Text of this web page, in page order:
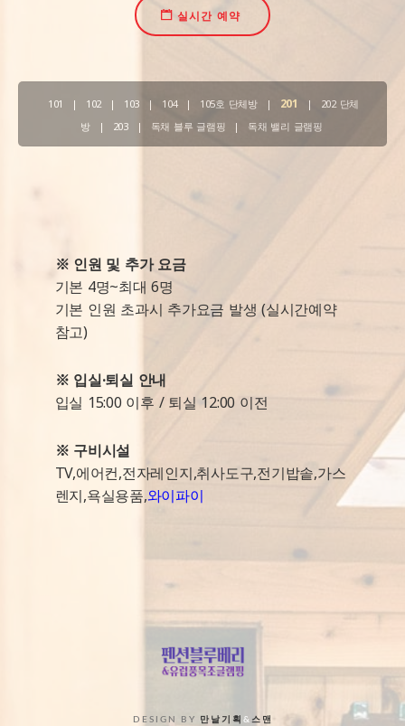
실시간 예약
101 | 102 | 103 | 104 | 105호 단체방 | 201 |
202 단체
방
| 203 | 독채 블루 글램핑 | 독채 밸리 글램핑
※ 인원 및 추가 요금
기본 4명~최대 6명
기본 인원 초과시 추가요금 발생 (실시간예약
참고)
※ 입실·퇴실 안내
입실 15:00 이후 / 퇴실 12:00 이전
※ 구비시설
TV,에어컨,전자레인지,취사도구,전기밥솥,가스
렌지,욕실용품,와이파이
DESIGN BY 만날기획 & 스맨